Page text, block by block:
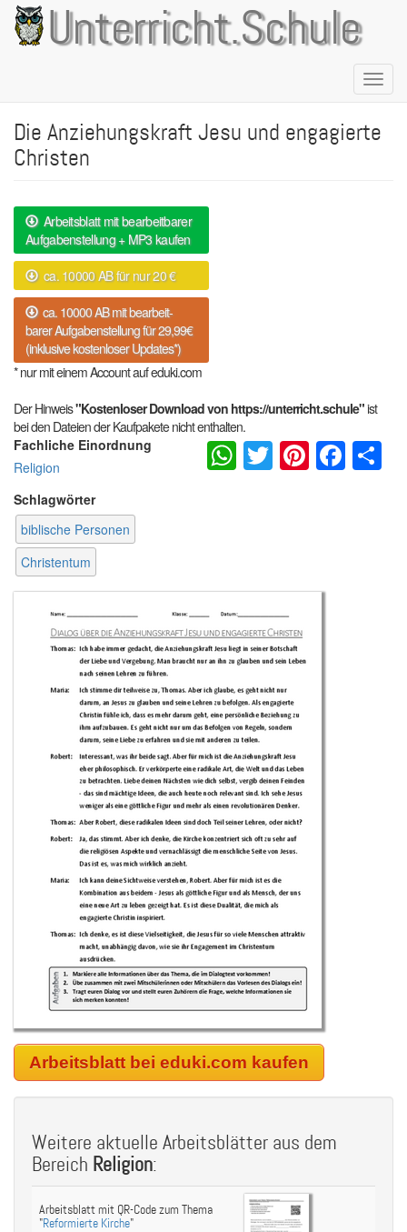
Direkt
zum
Inhalt
Unterricht.Schule
Die Anziehungskraft Jesu und engagierte
Christen
Arbeitsblatt mit bearbeitbarer
Aufgabenstellung + MP3 kaufen
ca. 10000 AB für nur 20 €
ca. 10000 AB mit bearbeit-
barer Aufgabenstellung für 29,99€
(inklusive kostenloser Updates*)
* nur mit einem Account auf eduki.com
Der Hinweis"Kostenloser Download von https://unterricht.schule"ist
bei den Dateien der Kaufpakete nicht enthalten.
Fachliche Einordnung
Religion
Schlagwörter
biblische Personen
Christentum
WhatsApp
Twitter
Arbeitsblatt bei eduki.com kaufen
Weitere aktuelle Arbeitsblätter aus dem
Bereich Religion:
Arbeitsblatt mit QR-Code zum Thema
"Reformierte Kirche"